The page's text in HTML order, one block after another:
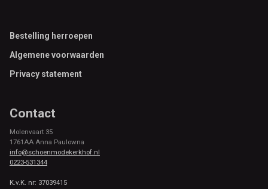
Footer
Bestelling herroepen
Algemene voorwaarden
Privacy statement
Contact
Molenvaart 35
1761AA Anna Paulowna
info@schoenmodekerkhof.nl
0223-531344
K.v.K. nr: 37039415